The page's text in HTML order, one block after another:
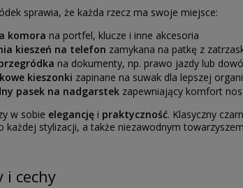
sprawia, że każda rzecz ma swoje miejsce:
komora na portfel, klucze i inne akcesoria
kieszeń na telefon zamykana na patkę z
na dokumenty, np. prawo jazdy lub
kieszonki zapinane na suwak dla lepszej
pasek na nadgarstek zapewniający komfort
w sobie elegancję i praktyczność. Klasyczny
każdej stylizacji, a także niezawodnym
i cechy